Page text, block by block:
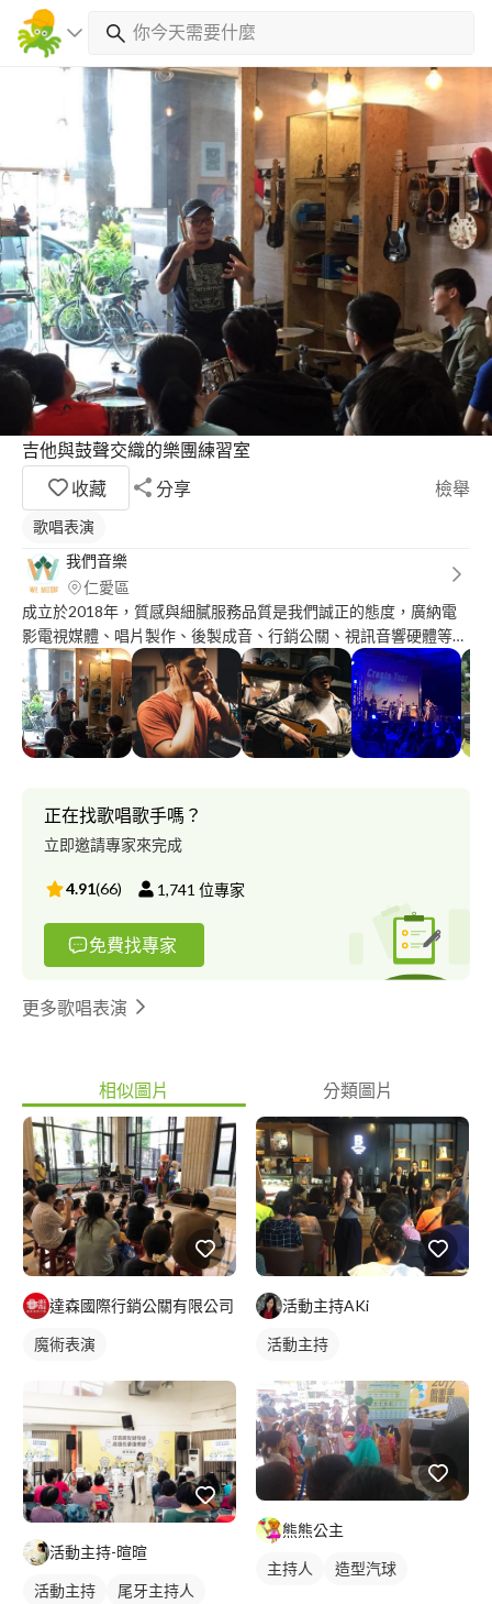
吉他與鼓聲交織的樂團練習室
收藏
分享 檢舉
歌唱表演
我們音樂
仁愛區
成立於2018年，質感與細膩服務品質是我們誠正的態度，廣納電
影電視媒體、唱片製作、後製成音、行銷公關、視訊音響硬體等人
才，創造多方多元的系統整合。我們秉持著積極創新，藝術落地的
原則，「你的想法，我們來做」，以細膩且專業的態度、熱誠的規
劃服務，成為客戶信賴的合作夥伴，「我們」與你同在。 官網：
https://wemusicwe.weebly.com/
正在找歌唱歌手嗎？
立即邀請專家來完成
4.91(66) 1,741 位專家
免費找專家
更多歌唱表演
相似圖片 分類圖片
達森國際行銷公關有限公司
魔術表演
活動主持-暄暄
活動主持 尾牙主持人
活動主持AKi
活動主持
熊熊公主
主持人 造型汽球